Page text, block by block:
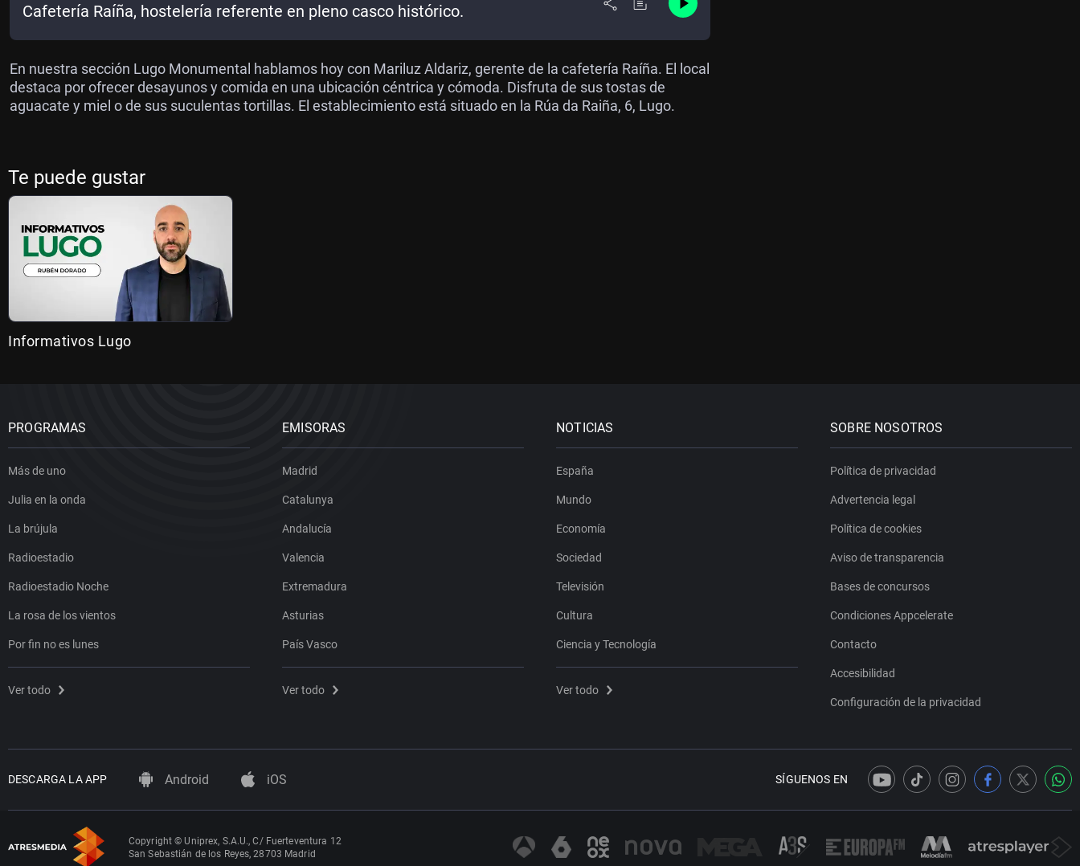
Cafetería Raíña, hostelería referente en pleno casco histórico.
En nuestra sección Lugo Monumental hablamos hoy con Mariluz Aldariz, gerente de la cafetería Raíña. El local
destaca por ofrecer desayunos y comida en una ubicación céntrica y cómoda. Disfruta de sus tostas de
aguacate y miel o de sus suculentas tortillas. El establecimiento está situado en la Rúa da Raiña, 6, Lugo.
Te puede gustar
Informativos Lugo
PROGRAMAS
Más de uno
Julia en la onda
La brújula
Radioestadio
Radioestadio Noche
La rosa de los vientos
Por fin no es lunes
Ver todo
EMISORAS
Madrid
Catalunya
Andalucía
Valencia
Extremadura
Asturias
País Vasco
Ver todo
NOTICIAS
España
Mundo
Economía
Sociedad
Televisión
Cultura
Ciencia y Tecnología
Ver todo
SOBRE NOSOTROS
Política de privacidad
Advertencia legal
Política de cookies
Aviso de transparencia
Bases de concursos
Condiciones Appcelerate
Contacto
Accesibilidad
Configuración de la privacidad
DESCARGA LA APP Android iOS SÍGUENOS EN
Copyright © Uniprex, S.A.U., C/ Fuerteventura 12
San Sebastián de los Reyes, 28703 Madrid